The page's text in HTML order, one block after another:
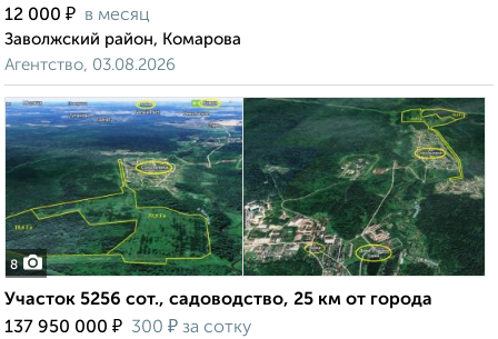
12 000 ₽ в месяц
Заволжский район, Комарова
Агентство, 03.08.2026
8
Участок 5256 сот., садоводство, 25 км от города
137 950 000 ₽ 300 ₽ за сотку